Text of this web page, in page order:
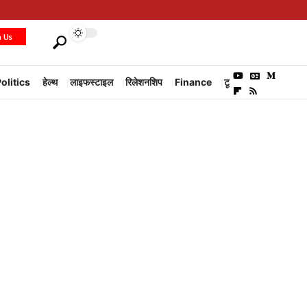
Us
हेल्थ लाइफस्टाइल रिलेशनशिप Finance टूरिज्म